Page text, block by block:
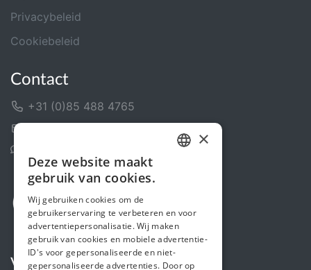
Privacybeleid
Cookiebeleid
Contact
+31 (0)85 488 4765
Volg ons
ENGLISH
×
Deze website maakt
gebruik van cookies.
Wij gebruiken cookies om de
gebruikerservaring te verbeteren en voor
advertentiepersonalisatie. Wij maken
gebruik van cookies en mobiele advertentie-
ID's voor gepersonaliseerde en niet-
gepersonaliseerde advertenties. Door op